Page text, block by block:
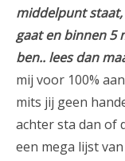
middelpunt
gaat en binnen 5
ben.. lees dan
mij voor 100%
mits jij geen
achter sta dan of
een mega lijst